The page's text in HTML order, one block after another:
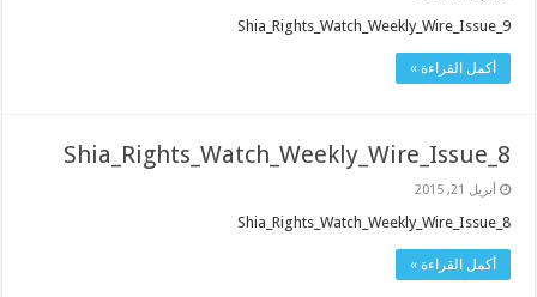
Shia_Rights_Watch_Weekly_Wire_Issue_9
أكمل القراءة »
Shia_Rights_Watch_Weekly_Wire_Issue_8
أبريل 21, 2015
Shia_Rights_Watch_Weekly_Wire_Issue_8
أكمل القراءة »